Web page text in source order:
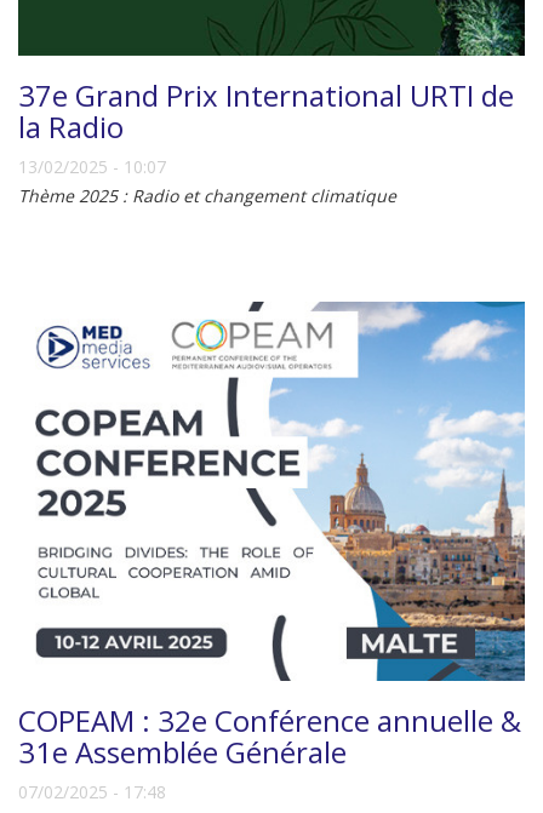
37e Grand Prix International URTI de
la Radio
13/02/2025 - 10:07
Thème 2025 : Radio et changement climatique
COPEAM : 32e Conférence annuelle &
31e Assemblée Générale
07/02/2025 - 17:48